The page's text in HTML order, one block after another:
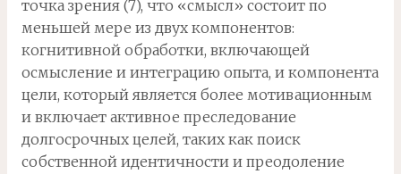
точка зрения (7), что «смысл» состоит по
меньшей мере из двух компонентов:
когнитивной обработки, включающей
осмысление и интеграцию опыта, и компонента
цели, который является более мотивационным
и включает активное преследование
долгосрочных целей, таких как поиск
собственной идентичности и преодоление